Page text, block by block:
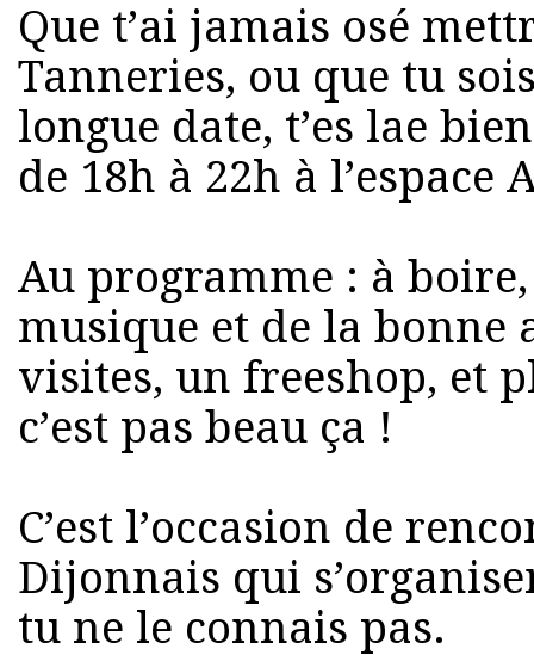
Que t’ai jamais osé
Tanneries, ou que tu
longue date, t’es lae
de 18h à 22h à
Au programme : à
musique et de la bonne
visites, un freeshop, et
c’est pas beau ça !
C’est l’occasion de
Dijonnais qui
tu ne le connais pas.